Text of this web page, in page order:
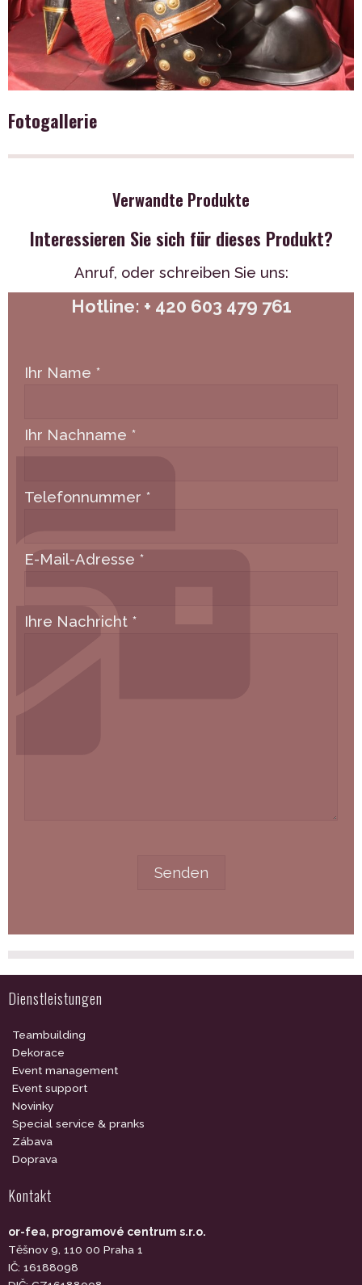
Fotogallerie
Verwandte Produkte
Interessieren Sie sich für dieses Produkt?
Anruf, oder schreiben Sie uns:
Hotline: + 420 603 479 761
Ihr Name *
Ihr Nachname *
Telefonnummer *
E-Mail-Adresse *
Ihre Nachricht *
Dienstleistungen
Teambuilding
Dekorace
Event management
Event support
Novinky
Special service & pranks
Zábava
Doprava
Kontakt
or-fea, programové centrum s.r.o.
Těšnov 9, 110 00 Praha 1
IČ: 16188098